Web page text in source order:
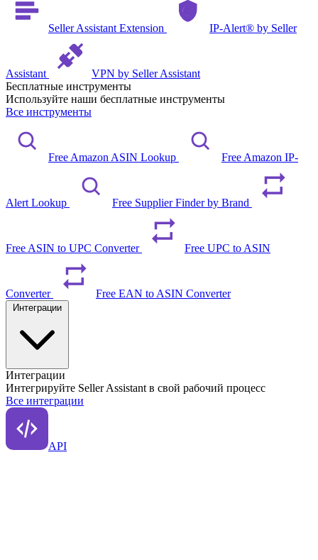
Seller Assistant Extension IP-Alert® by Seller
Assistant
VPN by Seller Assistant
Бесплатные инструменты
Используйте наши бесплатные инструменты
Все инструменты
Free Amazon ASIN Lookup Free Amazon IP-
Alert Lookup Free Supplier Finder by Brand
Free ASIN to UPC Converter Free UPC to ASIN
Converter Free EAN to ASIN Converter
Интеграции
Интегрируйте Seller Assistant в свой рабочий процесс
Все интеграции
API